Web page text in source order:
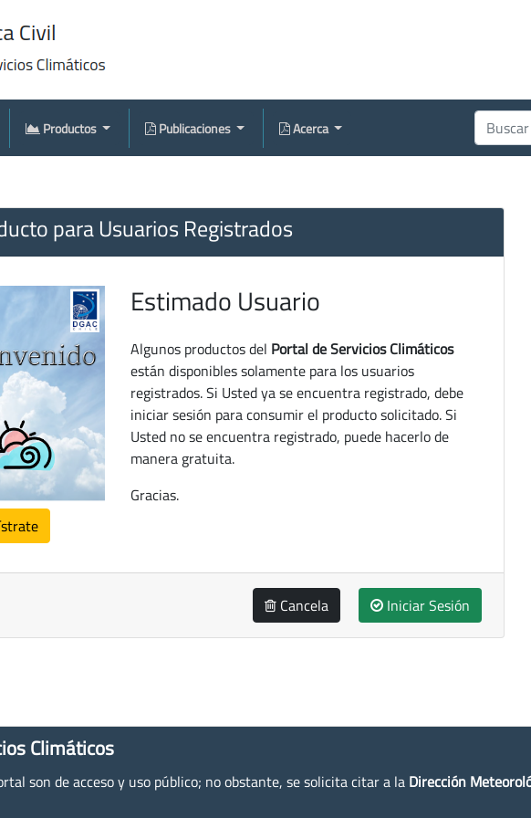
Productos Publicaciones Acerca
para Usuarios Registrados
Estimado Usuario
Algunos productos del Portal de Servicios Climáticos
están disponibles solamente para los usuarios
registrados. Si Usted ya se encuentra registrado, debe
iniciar sesión para consumir el producto solicitado. Si
Usted no se encuentra registrado, puede hacerlo de
manera gratuita.
Gracias.
Cancela Iniciar Sesión
Climáticos
son de acceso y uso público; no obstante, se solicita citar a la Dirección